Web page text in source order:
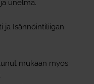
unelma.
ja Isännöintiliigan
mukaan myös